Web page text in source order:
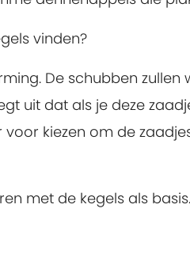
vinden?
De schubben
uit dat als je deze
kiezen om de
met de kegels als